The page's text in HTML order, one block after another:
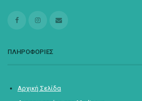
ΠΛΗΡΟΦΟΡΙΕΣ
Αρχική Σελίδα